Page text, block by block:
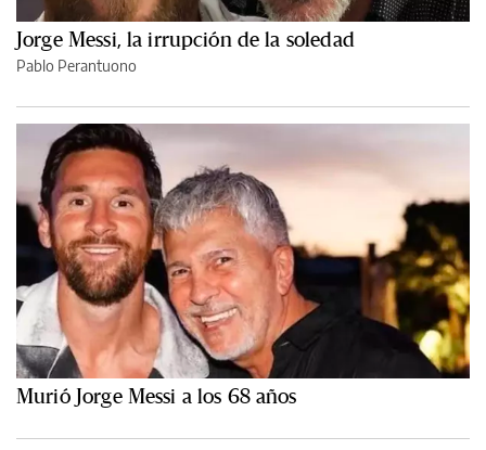
Jorge Messi, la irrupción de la soledad
Pablo Perantuono
Murió Jorge Messi a los 68 años